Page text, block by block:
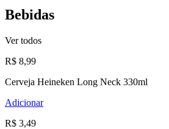
Bebidas
Ver todos
R$ 8,99
Cerveja Heineken Long Neck 330ml
Adicionar
R$ 3,49